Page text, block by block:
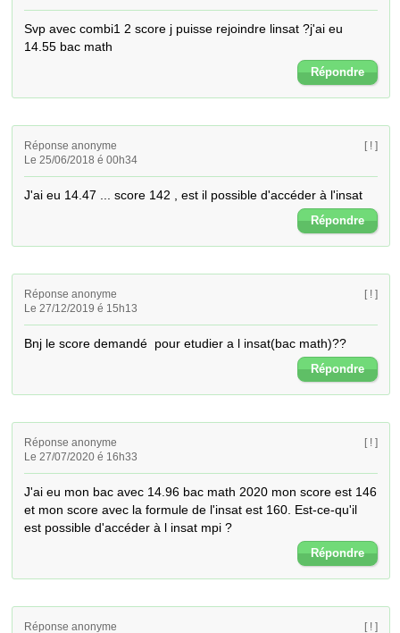
Svp avec combi1 2 score j puisse rejoindre linsat ?j'ai eu
14.55 bac math
Répondre
Réponse anonyme
Le 25/06/2018 é 00h34
[ ! ]
J'ai eu 14.47 ... score 142 , est il possible d'accéder à l'insat
Répondre
Réponse anonyme
Le 27/12/2019 é 15h13
[ ! ]
Bnj le score demandé  pour etudier a l insat(bac math)??
Répondre
Réponse anonyme
Le 27/07/2020 é 16h33
[ ! ]
J'ai eu mon bac avec 14.96 bac math 2020 mon score est 146
et mon score avec la formule de l'insat est 160. Est-ce-qu'il
est possible d'accéder à l insat mpi ?
Répondre
Réponse anonyme
[ ! ]